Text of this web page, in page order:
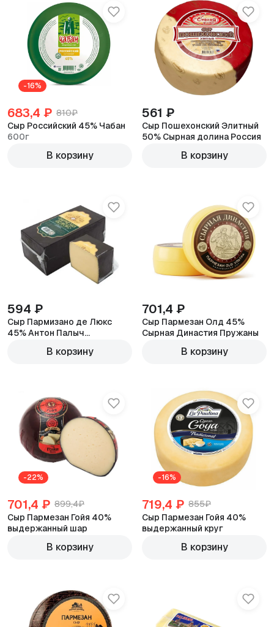
-16%
683,4 ₽ 810₽
Сыр Российский 45% Чабан
600г
В корзину
561 ₽
Сыр Пошехонский Элитный
50% Сырная долина Россия
В корзину
594 ₽
Сыр Пармизано де Люкс
45% Антон Палыч
В корзину
701,4 ₽
Сыр Пармезан Олд 45%
Сырная Династия Пружаны
В корзину
-22%
701,4 ₽ 899,4₽
Сыр Пармезан Гойя 40%
выдержанный шар
В корзину
-16%
719,4 ₽ 855₽
Сыр Пармезан Гойя 40%
выдержанный круг
В корзину